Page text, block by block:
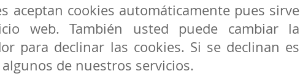
aceptan cookies automáticamente pues sirve
web. También usted puede cambiar la
para declinar las cookies. Si se declinan es
de nuestros servicios.